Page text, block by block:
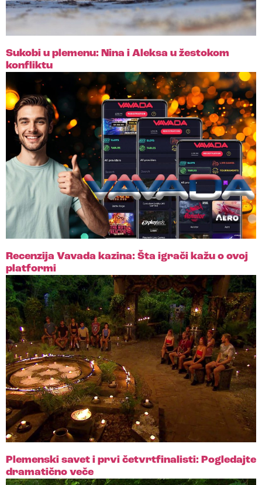
Sukobi u plemenu: Nina i Aleksa u žestokom
konfliktu
Recenzija Vavada kazina: Šta igrači kažu o ovoj
platformi
Plemenski savet i prvi četvrtfinalisti: Pogledajte
dramatično veče